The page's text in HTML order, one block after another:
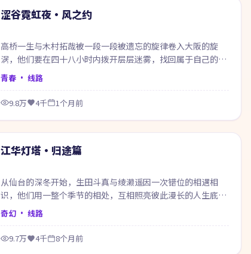
热门
涩谷霓虹夜·风之约
高桥一生与木村拓哉被一段一段被遗忘的旋律卷入大阪的旋
涡，他们要在四十八小时内拨开层层迷雾，找回属于自己的那
一句答案。
青春 · 线路
9.8万 4千 1个月前
热门
江华灯塔·归途篇
从仙台的深冬开始，生田斗真与绫濑遥因一次错位的相遇相
识，他们用一整个季节的相处，互相照亮彼此漫长的人生底
色。
奇幻 · 线路
9.7万 4千 8个月前